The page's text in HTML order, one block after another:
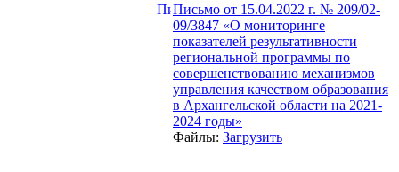
Письмо от 15.04.2022 г. № 209/02-
09/3847 «О мониторинге
показателей результативности
региональной программы по
совершенствованию механизмов
управления качеством образования
в Архангельской области на 2021-
2024 годы»
Файлы: Загрузить